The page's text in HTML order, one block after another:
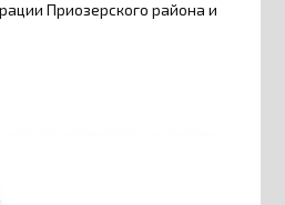
Приозерского района и